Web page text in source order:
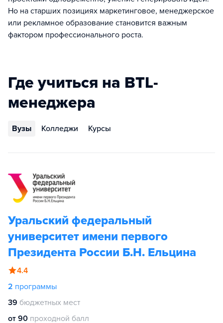
Но на старших позициях маркетинговое, менеджерское
или рекламное образование становится важным
фактором профессионального роста.
Где учиться на BTL-
менеджера
Вузы Колледжи Курсы
Уральский федеральный
университет имени первого
Президента России Б.Н. Ельцина
4.4
2 программы
39 бюджетных мест
от 90 проходной балл